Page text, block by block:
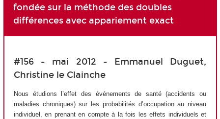
fondée sur la méthode des doubles
différences avec appariement exact
#156 - mai 2012 - Emmanuel Duguet,
Christine le Clainche
Nous étudions l’effet des événements de santé (accidents ou
maladies chroniques) sur les probabilités d’occupation au niveau
individuel, en prenant en compte à la fois les effets individuels et